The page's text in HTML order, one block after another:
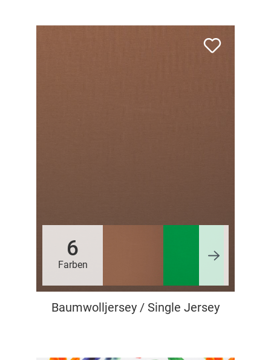
6
Farben
Baumwolljersey / Single Jersey